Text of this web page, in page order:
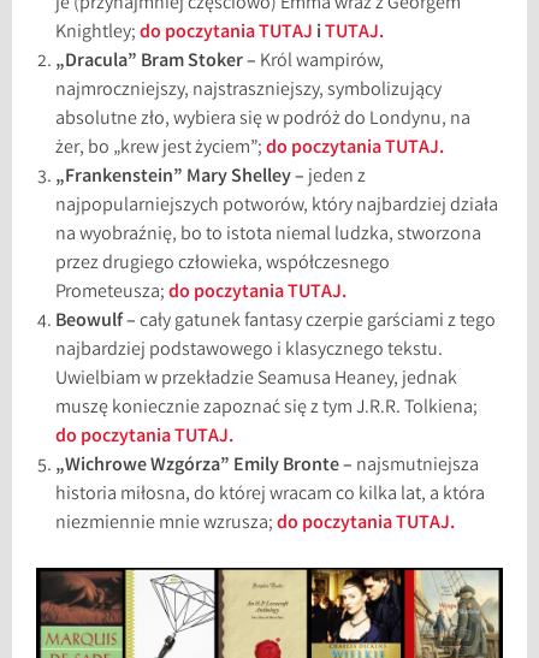
Knightley;do poczytania TUTAJ iTUTAJ.
„Dracula” Bram Stoker – Król wampirów,
najmroczniejszy, najstraszniejszy, symbolizujący
absolutne zło, wybiera się w podróż do Londynu, na
żer, bo „krew jest życiem”;do poczytania TUTAJ.
„Frankenstein” Mary Shelley –jeden z
najpopularniejszych potworów, który najbardziej działa
na wyobraźnię, bo to istota niemal ludzka, stworzona
przez drugiego człowieka, współczesnego
Prometeusza;do poczytania TUTAJ.
Beowulf –cały gatunek fantasy czerpie garściami z tego
najbardziej podstawowego i klasycznego tekstu.
Uwielbiam w przekładzie Seamusa Heaney, jednak
muszę koniecznie zapoznać się z tym J.R.R. Tolkiena;
do poczytania TUTAJ.
„Wichrowe Wzgórza” Emily Bronte – najsmutniejsza
historia miłosna, do której wracam co kilka lat, a która
niezmiennie mnie wzrusza;do poczytania TUTAJ.